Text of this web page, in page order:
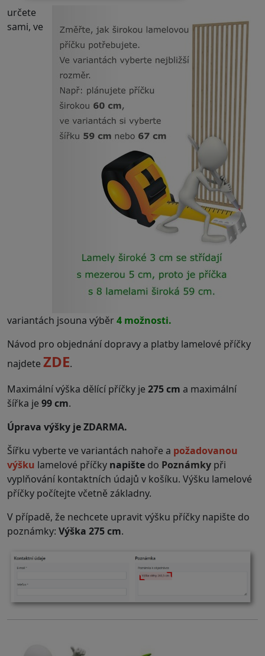
určete
sami, ve
variantách jsouna výběr4 možnosti.
Návod pro objednání dopravy a platby lamelové příčky
najdete ZDE.
Maximální výška dělící příčky je 275 cm a maximální
šířka je 99 cm.
Úprava výšky je ZDARMA.
Šířku vyberte ve variantách nahoře a požadovanou
výšku lamelové příčky napište do Poznámky při
vyplňování kontaktních údajů v košíku. Výšku lamelové
příčky počítejte včetně základny.
V případě, že nechcete upravit výšku příčky napište do
poznámky: Výška 275 cm.